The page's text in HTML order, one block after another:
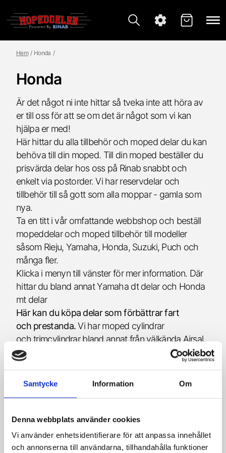
Samtycke Information Om
Denna webbplats använder cookies
Vi använder enhetsidentifierare för att anpassa innehållet
och annonserna till användarna, tillhandahålla funktioner
Hem Honda
Honda
Är det något ni inte hittar så tveka inte att höra av
er till oss för att se om det är något som vi kan
hjälpa er med!
Här hittar du alla tillbehör och moped delar du kan
behöva till din moped. Till din moped beställer du
prisvärda delar hos oss på Rinab snabbt och
enkelt via postorder. Vi har reservdelar och
tillbehör till så gott som alla moppar - gamla som
nya.
Ta en titt i vår omfattande webbshop och beställ
mopeddelar och moped tillbehör till modeller
såsom Rieju, Yamaha, Honda, Suzuki, Puch och
många fler.
Klicka i menyn till vänster för mer information. Där
hittar du bland annat Yamaha dt delar och Honda
mt delar
Här kan du köpa delar som förbättrar fart
och prestanda.Vi har moped cylindrar
och trimcylindrar bland annat från välkända Airsal,
kolvar, mopeddäck, kick och växelpedaler, moped
batterier, gummihandtag, backspeglar och snygga
dekaler, fälgar, CDI boxar, tändspolar,
tändningslås, strålkastare och blinkers,
luftfiler och färgade bränslefilter som passar till
både scooter, moped och snöskoter.
Här kan du köpa Suzuki- eller Puch delar till både